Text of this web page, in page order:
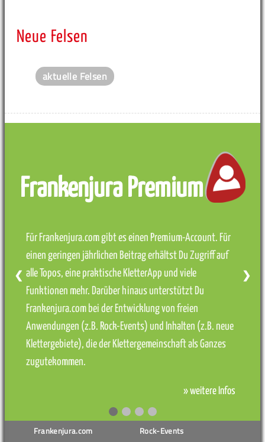
Neue Felsen
aktuelle Felsen
Frankenjura Premium
Für Frankenjura.com gibt es einen Premium-Account. Für
einen geringen jährlichen Beitrag erhältst Du Zugriff auf
alle Topos, eine praktische KletterApp und viele
Funktionen mehr. Darüber hinaus unterstützt Du
Frankenjura.com bei der Entwicklung von freien
Anwendungen (z.B. Rock-Events) und Inhalten (z.B. neue
Klettergebiete), die der Klettergemeinschaft als Ganzes
zugutekommen.
» weitere Infos
❮ ❯
Frankenjura.com Rock-Events